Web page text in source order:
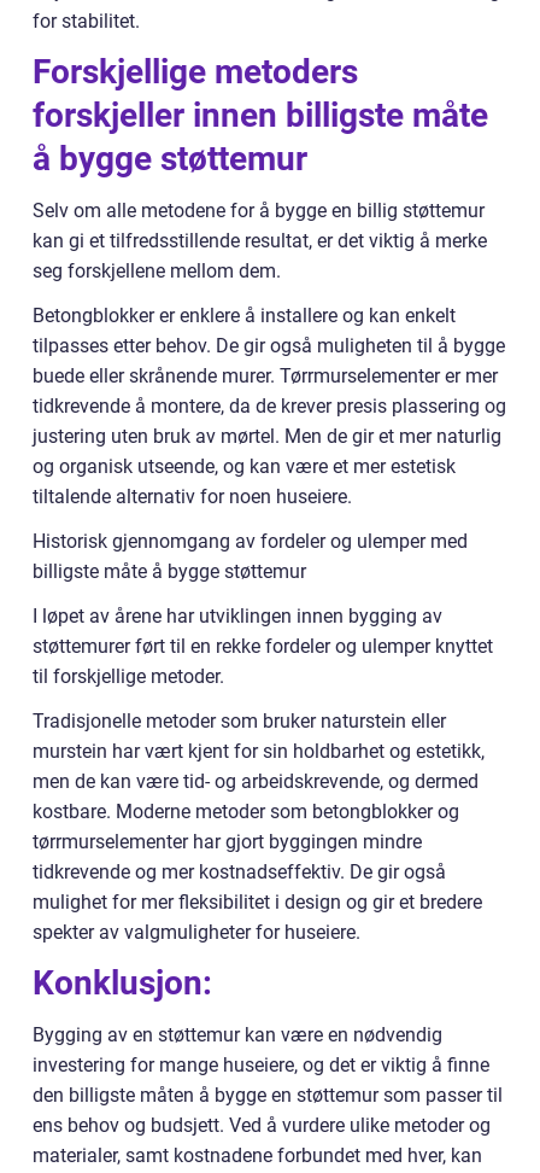
for stabilitet.
Forskjellige metoders
forskjeller innen billigste måte
å bygge støttemur
Selv om alle metodene for å bygge en billig støttemur
kan gi et tilfredsstillende resultat, er det viktig å merke
seg forskjellene mellom dem.
Betongblokker er enklere å installere og kan enkelt
tilpasses etter behov. De gir også muligheten til å bygge
buede eller skrånende murer. Tørrmurselementer er mer
tidkrevende å montere, da de krever presis plassering og
justering uten bruk av mørtel. Men de gir et mer naturlig
og organisk utseende, og kan være et mer estetisk
tiltalende alternativ for noen huseiere.
Historisk gjennomgang av fordeler og ulemper med
billigste måte å bygge støttemur
I løpet av årene har utviklingen innen bygging av
støttemurer ført til en rekke fordeler og ulemper knyttet
til forskjellige metoder.
Tradisjonelle metoder som bruker naturstein eller
murstein har vært kjent for sin holdbarhet og estetikk,
men de kan være tid- og arbeidskrevende, og dermed
kostbare. Moderne metoder som betongblokker og
tørrmurselementer har gjort byggingen mindre
tidkrevende og mer kostnadseffektiv. De gir også
mulighet for mer fleksibilitet i design og gir et bredere
spekter av valgmuligheter for huseiere.
Konklusjon:
Bygging av en støttemur kan være en nødvendig
investering for mange huseiere, og det er viktig å finne
den billigste måten å bygge en støttemur som passer til
ens behov og budsjett. Ved å vurdere ulike metoder og
materialer, samt kostnadene forbundet med hver, kan